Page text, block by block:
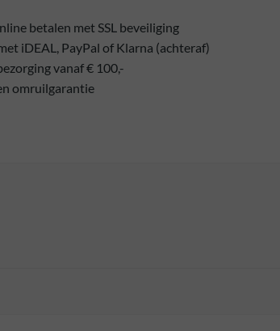
betalen met SSL beveiliging
iDEAL, PayPal of Klarna (achteraf)
vanaf € 100,-
omruilgarantie